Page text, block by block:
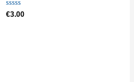
Avaliação
€3.00